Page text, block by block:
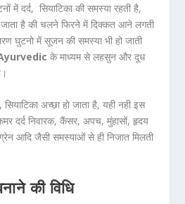
में दर्द, सियाटिका की समस्या रहती है,
जाता है की चलने फिरने में दिक्कत आने लगती
घुटनो में सूजन की समस्या भी हो जाती
के माध्यम से लहसुन और दूध
अच्छा हो जाता है, यही नही इस
दर्द निवारक, कैंसर, अपच, मुंहासों, हृदय
आदि जैसी समस्याओं से ही निजात मिलती
की विधि